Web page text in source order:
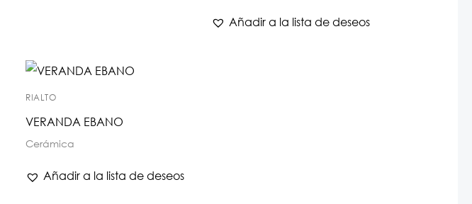
Añadir a la lista de deseos
RIALTO
VERANDA EBANO
Cerámica
Añadir a la lista de deseos